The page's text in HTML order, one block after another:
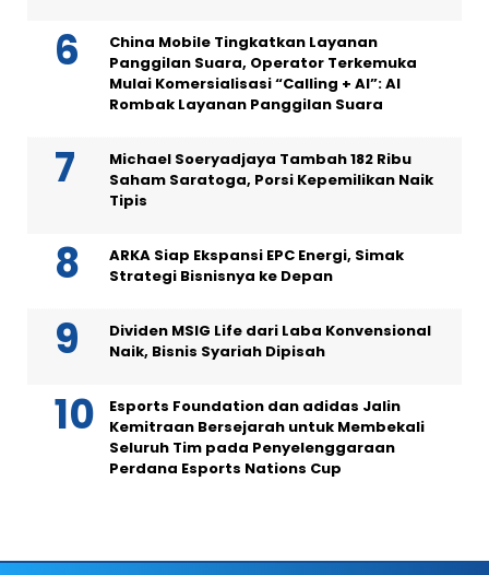
China Mobile Tingkatkan Layanan
Panggilan Suara, Operator Terkemuka
Mulai Komersialisasi “Calling + AI”: AI
Rombak Layanan Panggilan Suara
Michael Soeryadjaya Tambah 182 Ribu
Saham Saratoga, Porsi Kepemilikan Naik
Tipis
ARKA Siap Ekspansi EPC Energi, Simak
Strategi Bisnisnya ke Depan
Dividen MSIG Life dari Laba Konvensional
Naik, Bisnis Syariah Dipisah
Esports Foundation dan adidas Jalin
Kemitraan Bersejarah untuk Membekali
Seluruh Tim pada Penyelenggaraan
Perdana Esports Nations Cup